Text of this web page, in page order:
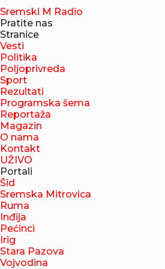
Sremski M Radio
Pratite nas
Stranice
Vesti
Politika
Poljoprivreda
Sport
Rezultati
Programska šema
Reportaža
Magazin
O nama
Kontakt
UŽIVO
Portali
Šid
Sremska Mitrovica
Ruma
Inđija
Pećinci
Irig
Stara Pazova
Vojvodina